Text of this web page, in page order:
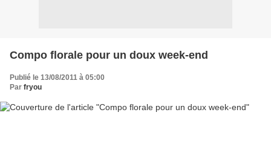
Compo florale pour un doux week-end
Publié le 13/08/2011 à 05:00
Par fryou